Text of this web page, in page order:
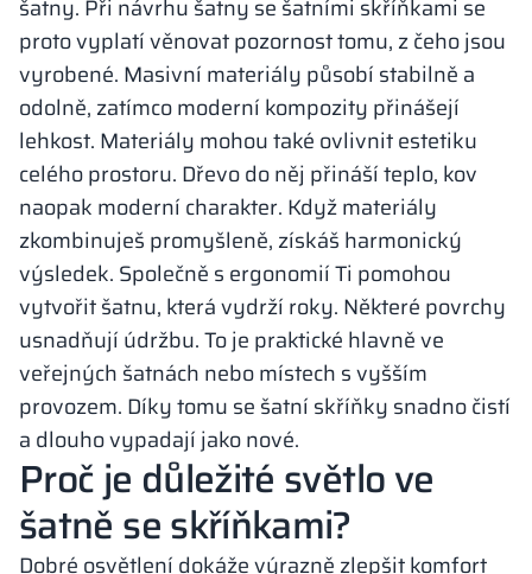
šatny. Při návrhu šatny se šatními skříňkami se
proto vyplatí věnovat pozornost tomu, z čeho jsou
vyrobené. Masivní materiály působí stabilně a
odolně, zatímco moderní kompozity přinášejí
lehkost. Materiály mohou také ovlivnit estetiku
celého prostoru. Dřevo do něj přináší teplo, kov
naopak moderní charakter. Když materiály
zkombinuješ promyšleně, získáš harmonický
výsledek. Společně s ergonomií Ti pomohou
vytvořit šatnu, která vydrží roky. Některé povrchy
usnadňují údržbu. To je praktické hlavně ve
veřejných šatnách nebo místech s vyšším
provozem. Díky tomu se šatní skříňky snadno čistí
a dlouho vypadají jako nové.
Proč je důležité světlo ve
šatně se skříňkami?
Dobré osvětlení dokáže výrazně zlepšit komfort